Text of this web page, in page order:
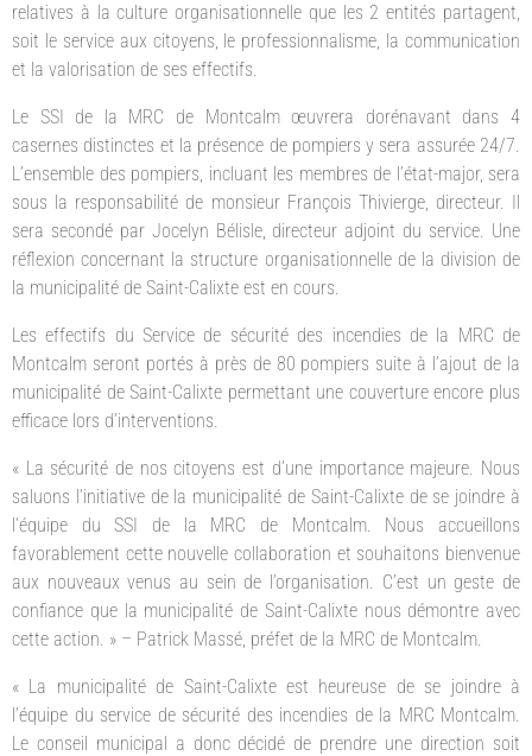
relatives à la culture organisationnelle que les 2 entités partagent,
soit le service aux citoyens, le professionnalisme, la communication
et la valorisation de ses effectifs.
Le SSI de la MRC de Montcalm œuvrera dorénavant dans 4
casernes distinctes et la présence de pompiers y sera assurée 24/7.
L’ensemble des pompiers, incluant les membres de l’état-major, sera
sous la responsabilité de monsieur François Thivierge, directeur. Il
sera secondé par Jocelyn Bélisle, directeur adjoint du service. Une
réflexion concernant la structure organisationnelle de la division de
la municipalité de Saint-Calixte est en cours.
Les effectifs du Service de sécurité des incendies de la MRC de
Montcalm seront portés à près de 80 pompiers suite à l’ajout de la
municipalité de Saint-Calixte permettant une couverture encore plus
efficace lors d’interventions.
« La sécurité de nos citoyens est d’une importance majeure. Nous
saluons l’initiative de la municipalité de Saint-Calixte de se joindre à
l’équipe du SSI de la MRC de Montcalm. Nous accueillons
favorablement cette nouvelle collaboration et souhaitons bienvenue
aux nouveaux venus au sein de l’organisation. C’est un geste de
confiance que la municipalité de Saint-Calixte nous démontre avec
cette action. » – Patrick Massé, préfet de la MRC de Montcalm.
« La municipalité de Saint-Calixte est heureuse de se joindre à
l’équipe du service de sécurité des incendies de la MRC Montcalm.
Le conseil municipal a donc décidé de prendre une direction soit